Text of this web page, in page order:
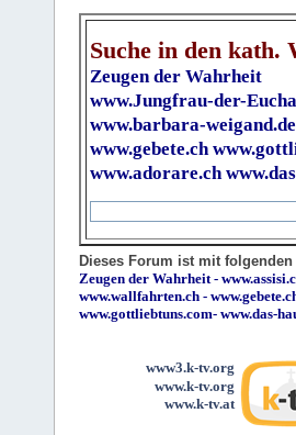
Suche in den kath.
Zeugen der Wahrheit
www.Jungfrau-der-
www.barbara-weigand.de
www.gebete.ch
www.adorare.ch
Dieses Forum ist mit
Zeugen der Wahrheit-
www.wallfahrten.ch -
www.gottliebtuns.com- www.das-
www3.k-tv.org
www.k-tv.org
www.k-tv.at